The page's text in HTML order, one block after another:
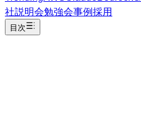
社説明会勉強会事例採用
目次